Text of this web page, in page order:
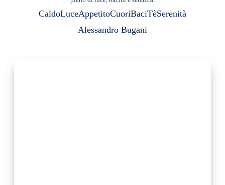
CaldoLuceAppetitoCuoriBaciTèSerenità
Alessandro Bugani